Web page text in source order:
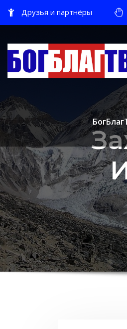
Друзья и партнёры